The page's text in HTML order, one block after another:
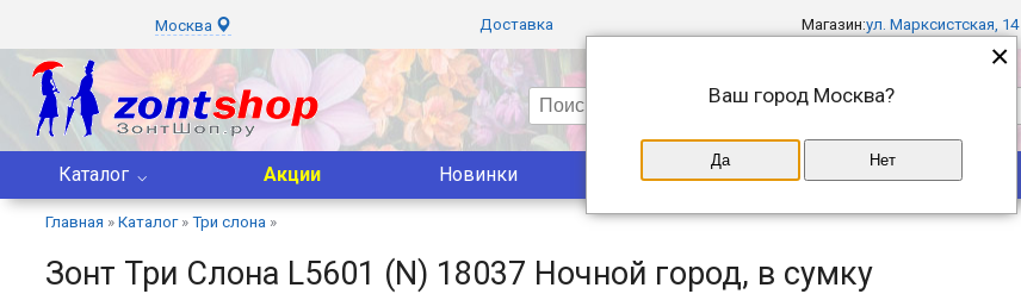
Москва Доставка Магазин:ул. Марксистская, 14
Каталог Акции Новинки Популярные Магазины
Главная » Каталог» Три слона »
Зонт Три Слона L5601 (N) 18037 Ночной город, в сумку
×
Ваш город Москва?
Да Нет